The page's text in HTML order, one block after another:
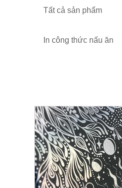
Tất cả sản phẩm
In công thức nấu ăn